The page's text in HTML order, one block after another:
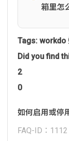
箱里怎
Tags: workdo
Did you find
2
0
如何启用或停
FAQ-ID：1112